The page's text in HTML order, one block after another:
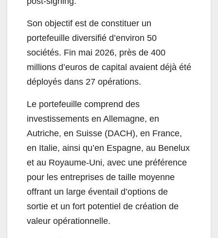
Son objectif est de constituer un
portefeuille diversifié d’environ 50
sociétés. Fin mai 2026, près de 400
millions d’euros de capital avaient déjà été
déployés dans 27 opérations.
Le portefeuille comprend des
investissements en Allemagne, en
Autriche, en Suisse (DACH), en France,
en Italie, ainsi qu’en Espagne, au Benelux
et au Royaume-Uni, avec une préférence
pour les entreprises de taille moyenne
offrant un large éventail d’options de
sortie et un fort potentiel de création de
valeur opérationnelle.